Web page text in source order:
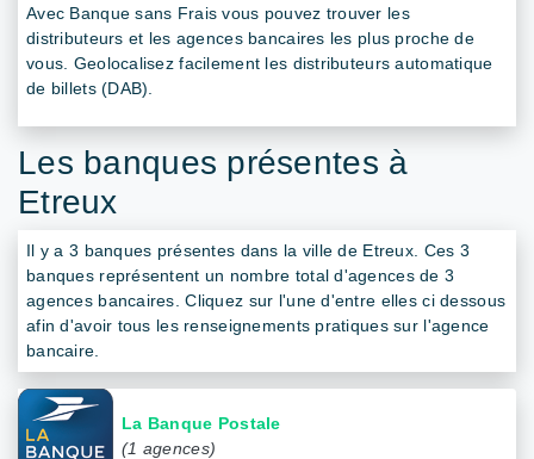
Avec Banque sans Frais vous pouvez trouver les
distributeurs et les agences bancaires les plus proche de
vous. Geolocalisez facilement les distributeurs automatique
de billets (DAB).
Les banques présentes à
Etreux
Il y a 3 banques présentes dans la ville de Etreux. Ces 3
banques représentent un nombre total d'agences de 3
agences bancaires. Cliquez sur l'une d'entre elles ci dessous
afin d'avoir tous les renseignements pratiques sur l'agence
bancaire.
La Banque Postale
(1 agences)